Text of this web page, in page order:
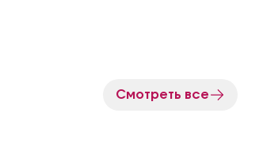
Смотреть все